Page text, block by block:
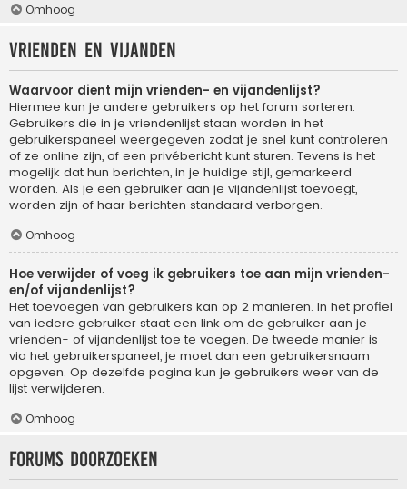
Omhoog
Vrienden en vijanden
Waarvoor dient mijn vrienden- en vijandenlijst?
Hiermee kun je andere gebruikers op het forum sorteren.
Gebruikers die in je vriendenlijst staan worden in het
gebruikerspaneel weergegeven zodat je snel kunt controleren
of ze online zijn, of een privébericht kunt sturen. Tevens is het
mogelijk dat hun berichten, in je huidige stijl, gemarkeerd
worden. Als je een gebruiker aan je vijandenlijst toevoegt,
worden zijn of haar berichten standaard verborgen.
Omhoog
Hoe verwijder of voeg ik gebruikers toe aan mijn vrienden-
en/of vijandenlijst?
Het toevoegen van gebruikers kan op 2 manieren. In het profiel
van iedere gebruiker staat een link om de gebruiker aan je
vrienden- of vijandenlijst toe te voegen. De tweede manier is
via het gebruikerspaneel, je moet dan een gebruikersnaam
opgeven. Op dezelfde pagina kun je gebruikers weer van de
lijst verwijderen.
Omhoog
Forums doorzoeken